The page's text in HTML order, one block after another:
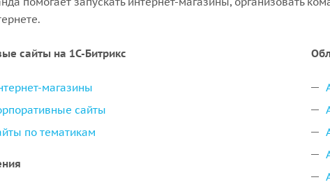
сайты на 1С-Битрикс
магазины
сайты
по тематикам